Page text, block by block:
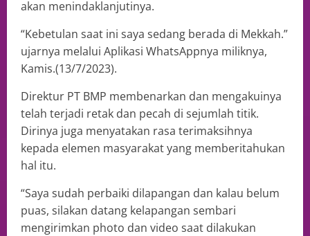
akan menindaklanjutinya.
“Kebetulan saat ini saya sedang berada di Mekkah.”
ujarnya melalui Aplikasi WhatsAppnya miliknya,
Kamis.(13/7/2023).
Direktur PT BMP membenarkan dan mengakuinya
telah terjadi retak dan pecah di sejumlah titik.
Dirinya juga menyatakan rasa terimaksihnya
kepada elemen masyarakat yang memberitahukan
hal itu.
“Saya sudah perbaiki dilapangan dan kalau belum
puas, silakan datang kelapangan sembari
mengirimkan photo dan video saat dilakukan